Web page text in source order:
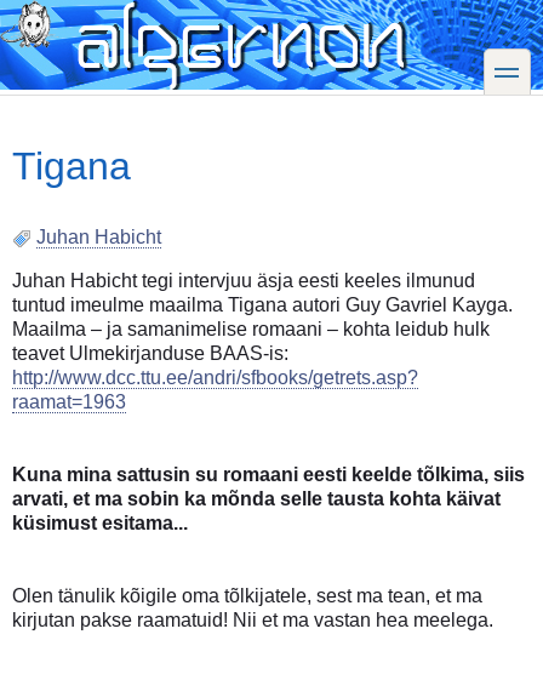
Skip
to
main
content
toggle
Tigana
Juhan Habicht
Juhan Habicht tegi intervjuu äsja eesti keeles ilmunud
tuntud imeulme maailma Tigana autori Guy Gavriel Kayga.
Maailma – ja samanimelise romaani – kohta leidub hulk
teavet Ulmekirjanduse BAAS-is:
http://www.dcc.ttu.ee/andri/sfbooks/getrets.asp?
raamat=1963
Kuna mina sattusin su romaani eesti keelde tõlkima, siis
arvati, et ma sobin ka mõnda selle tausta kohta käivat
küsimust esitama...
Olen tänulik kõigile oma tõlkijatele, sest ma tean, et ma
kirjutan pakse raamatuid! Nii et ma vastan hea meelega.